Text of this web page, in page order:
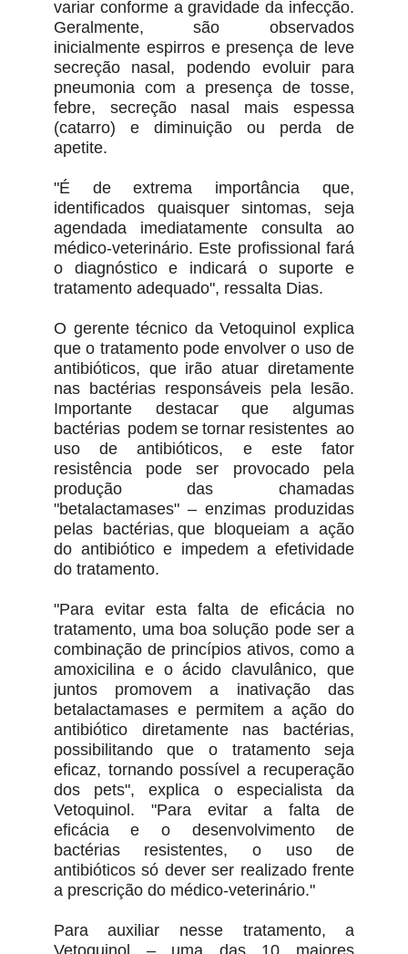
variar conforme a gravidade da infecção.
Geralmente, são observados
inicialmente espirros e presença de leve
secreção nasal, podendo evoluir para
pneumonia com a presença de tosse,
febre, secreção nasal mais espessa
(catarro) e diminuição ou perda de
apetite.
"É de extrema importância que,
identificados quaisquer sintomas, seja
agendada imediatamente consulta ao
médico-veterinário. Este profissional fará
o diagnóstico e indicará o suporte e
tratamento adequado", ressalta Dias.
O gerente técnico da Vetoquinol explica
que o tratamento pode envolver o uso de
antibióticos, que irão atuar diretamente
nas bactérias responsáveis pela lesão.
Importante destacar que algumas
bactérias podem se tornar resistentes ao
uso de antibióticos, e este fator
resistência pode ser provocado pela
produção das chamadas
"betalactamases" – enzimas produzidas
pelas bactérias, que bloqueiam a ação
do antibiótico e impedem a efetividade
do tratamento.
"Para evitar esta falta de eficácia no
tratamento, uma boa solução pode ser a
combinação de princípios ativos, como a
amoxicilina e o ácido clavulânico, que
juntos promovem a inativação das
betalactamases e permitem a ação do
antibiótico diretamente nas bactérias,
possibilitando que o tratamento seja
eficaz, tornando possível a recuperação
dos pets", explica o especialista da
Vetoquinol. "Para evitar a falta de
eficácia e o desenvolvimento de
bactérias resistentes, o uso de
antibióticos só dever ser realizado frente
a prescrição do médico-veterinário."
Para auxiliar nesse tratamento, a